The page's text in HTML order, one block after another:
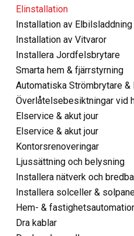
Elinstallation
Installation av Elbilsladdning
Installation av Vitvaror
Installera Jordfelsbrytare
Smarta hem & fjärrstyrning
Automatiska Strömbrytare &
Överlåtelsebesiktningar vid
Elservice & akut jour
Elservice & akut jour
Kontorsrenoveringar
Ljussättning och belysning
Installera nätverk och
Installera solceller &
Hem- &
Dra kablar